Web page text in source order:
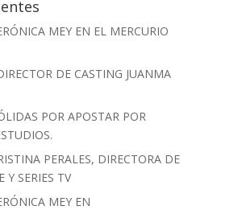
MEY EN EL MERCURIO
DE CASTING JUANMA
POR APOSTAR POR
PERALES, DIRECTORA DE
Y SERIES TV
MEY EN